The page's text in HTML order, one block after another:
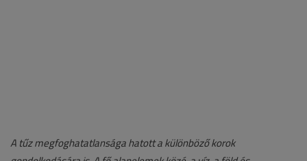
A tűz megfoghatatlansága hatott a különböző korok